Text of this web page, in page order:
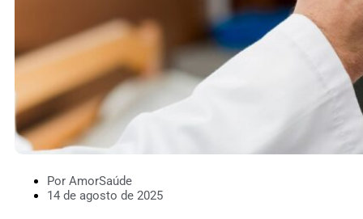
Por AmorSaúde
14 de agosto de 2025